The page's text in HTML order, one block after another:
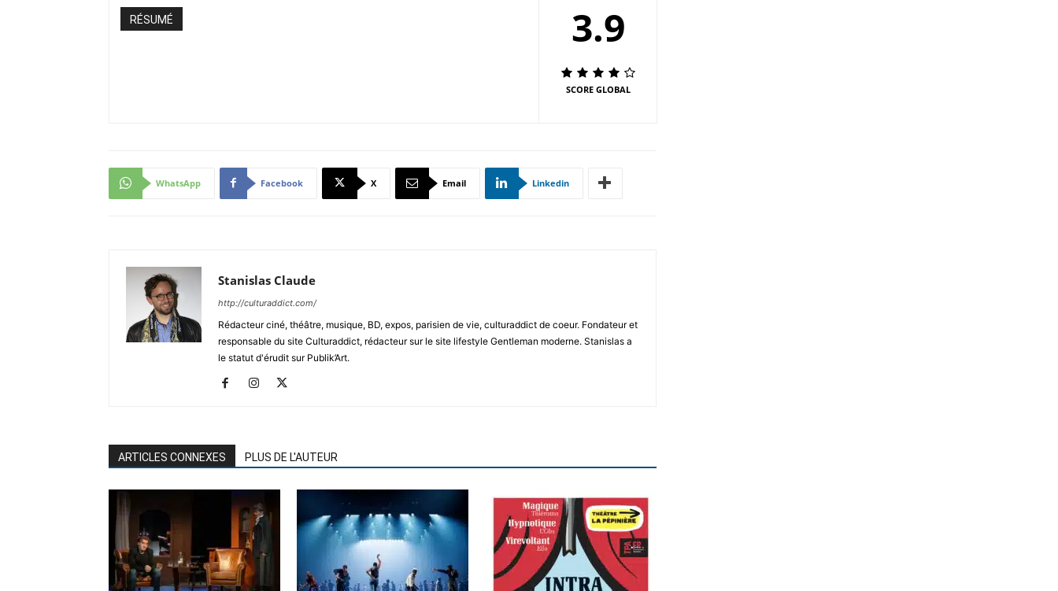
RÉSUMÉ 3.9
SCORE GLOBAL
WhatsApp Facebook X Email Linkedin
Stanislas Claude
http://culturaddict.com/
Rédacteur ciné, théâtre, musique, BD, expos, parisien de vie, culturaddict de coeur. Fondateur et
responsable du site Culturaddict, rédacteur sur le site lifestyle Gentleman moderne. Stanislas a
le statut d'érudit sur Publik’Art.
ARTICLES CONNEXES PLUS DE L'AUTEUR